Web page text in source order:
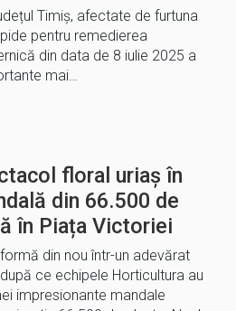
Timiș, afectate de furtuna
pentru remedierea
din data de 8 iulie 2025 a
mai…
floral uriaș în
din 66.500 de
în Piața Victoriei
din nou într-un adevărat
ce echipele Horticultura au
impresionante mandale